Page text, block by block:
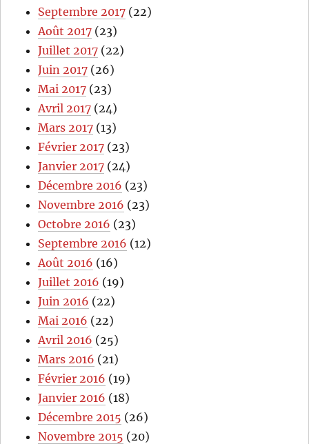
Septembre 2017 (22)
Août 2017 (23)
Juillet 2017 (22)
Juin 2017 (26)
Mai 2017 (23)
Avril 2017 (24)
Mars 2017 (13)
Février 2017 (23)
Janvier 2017 (24)
Décembre 2016 (23)
Novembre 2016 (23)
Octobre 2016 (23)
Septembre 2016 (12)
Août 2016 (16)
Juillet 2016 (19)
Juin 2016 (22)
Mai 2016 (22)
Avril 2016 (25)
Mars 2016 (21)
Février 2016 (19)
Janvier 2016 (18)
Décembre 2015 (26)
Novembre 2015 (20)